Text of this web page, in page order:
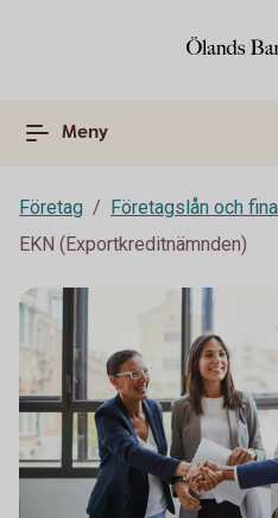
Meny
Företag
Företagslån och
EKN (Exportkreditnämnden)